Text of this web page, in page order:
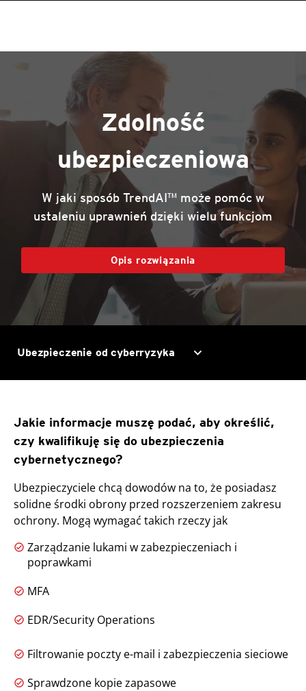
Zdolność
ubezpieczeniowa
W jaki sposób TrendAI™ może pomóc w
ustaleniu uprawnień dzięki wielu funkcjom
Opis rozwiązania
Ubezpieczenie od cyberryzyka expand_more
Jakie informacje muszę podać, aby określić,
czy kwalifikuję się do ubezpieczenia
cybernetycznego?
Ubezpieczyciele chcą dowodów na to, że posiadasz
solidne środki obrony przed rozszerzeniem zakresu
ochrony. Mogą wymagać takich rzeczy jak
Zarządzanie lukami w zabezpieczeniach i
poprawkami
MFA
EDR/Security Operations
Filtrowanie poczty e-mail i zabezpieczenia sieciowe
Sprawdzone kopie zapasowe
Products